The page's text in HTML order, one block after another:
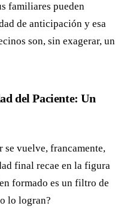
familiares pueden
de anticipación y esa
son, sin exagerar, un
del Paciente: Un
vuelve, francamente,
final recae en la figura
formado es un filtro de
lo logran?